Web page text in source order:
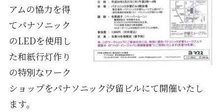
アムの協力を得
てパナソニック
のLEDを使用し
た和紙行灯作り
の特別なワーク
ショップをパナソニック汐留ビルにて開催いたし
ます。